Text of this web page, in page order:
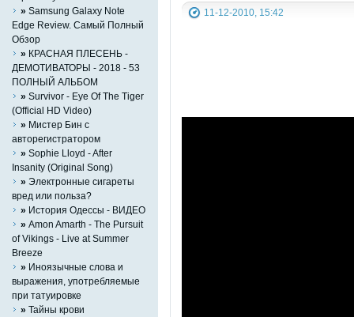
11-12-2010, 15:42
» Samsung Galaxy Note
Edge Review. Самый Полный
Обзор
» КРАСНАЯ ПЛЕСЕНЬ -
ДЕМОТИВАТОРЫ - 2018 - 53
ПОЛНЫЙ АЛЬБОМ
» Survivor - Eye Of The Tiger
(Official HD Video)
» Мистер Бин с
авторегистратором
» Sophie Lloyd - After
Insanity (Original Song)
» Электронные сигареты
вред или польза?
» История Одессы - ВИДЕО
» Amon Amarth - The Pursuit
of Vikings - Live at Summer
Breeze
» Иноязычные слова и
выражения, употребляемые
при татуировке
» Тайны крови